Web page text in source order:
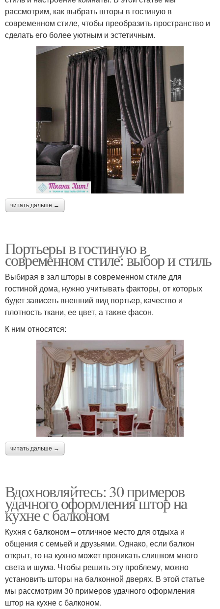
рассмотрим, как выбрать шторы в гостиную в
современном стиле, чтобы преобразить пространство и
сделать его более уютным и эстетичным.
читать дальше →
Портьеры в гостиную в
современном стиле: выбор и стиль
Выбирая в зал шторы в современном стиле для
гостиной дома, нужно учитывать факторы, от которых
будет зависеть внешний вид портьер, качество и
плотность ткани, ее цвет, а также фасон.
К ним относятся:
читать дальше →
Вдохновляйтесь: 30 примеров
удачного оформления штор на
кухне с балконом
Кухня с балконом – отличное место для отдыха и
общения с семьей и друзьями. Однако, если балкон
открыт, то на кухню может проникать слишком много
света и шума. Чтобы решить эту проблему, можно
установить шторы на балконной дверях. В этой статье
мы рассмотрим 30 примеров удачного оформления
штор на кухне с балконом.